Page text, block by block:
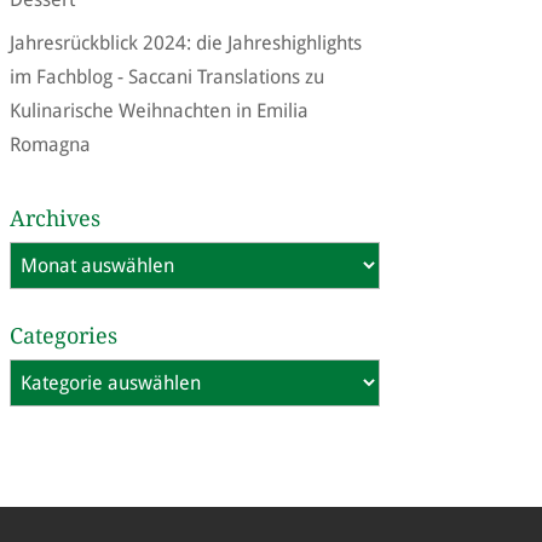
Jahresrückblick 2024: die Jahreshighlights
im Fachblog - Saccani Translationszu
Kulinarische Weihnachten in Emilia
Romagna
Archives
Archives
Categories
Categories